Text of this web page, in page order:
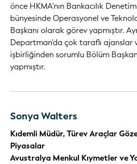
önce HKMA'nın Bankacılık
bünyesinde Operasyonel ve
Başkanı olarak görev yapmıştır.
Departman'da çok taraflı ajanslar
işbirliğinden sorumlu Bölüm
yapmıştır.
Sonya Walters
Kıdemli Müdür, Türev Araçlar
Piyasalar
Avustralya Menkul Kıymetler ve